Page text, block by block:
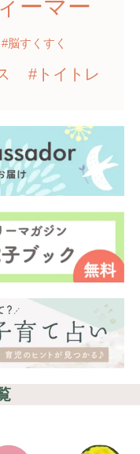
ーマー
#脳すくすく
#トイトレ